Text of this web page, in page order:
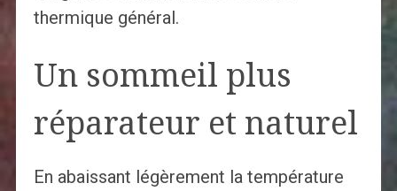
thermique général.
Un sommeil plus
réparateur et naturel
En abaissant légèrement la température